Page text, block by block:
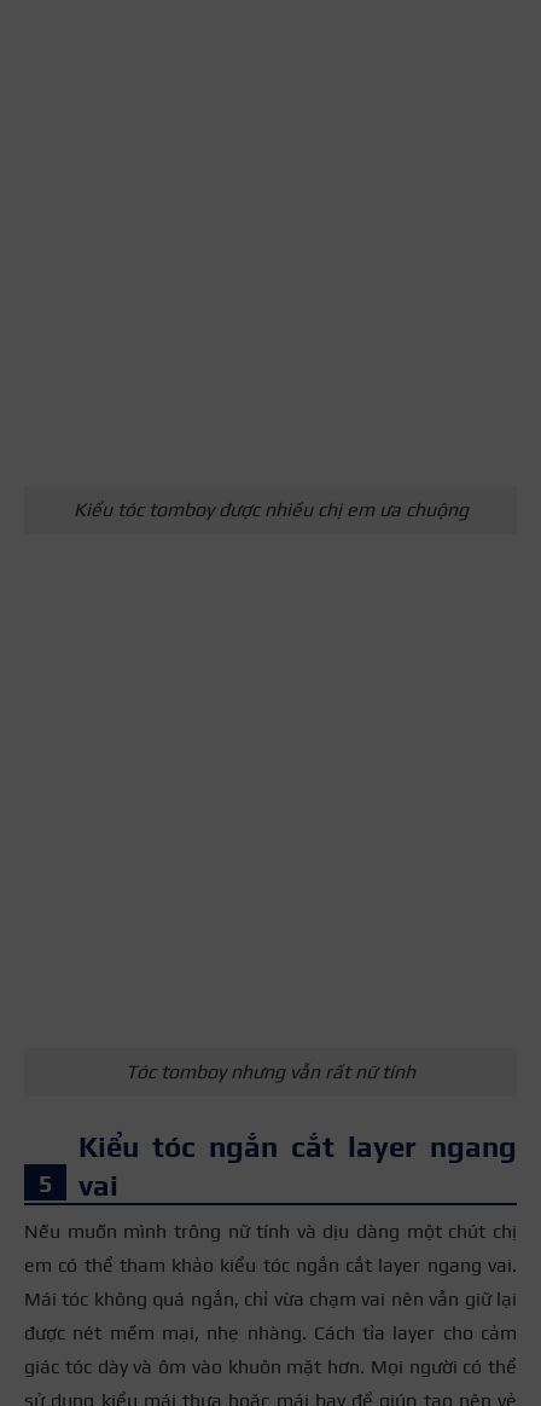
Kiểu tóc tomboy được nhiều chị em ưa chuộng
Tóc tomboy nhưng vẫn rất nữ tính
Kiểu tóc ngắn cắt layer ngang
vai
Nếu muốn mình trông nữ tính và dịu dàng một chút chị
em có thể tham khảo kiểu tóc ngắn cắt layer ngang vai.
Mái tóc không quá ngắn, chỉ vừa chạm vai nên vẫn giữ lại
được nét mềm mại, nhẹ nhàng. Cách tỉa layer cho cảm
giác tóc dày và ôm vào khuôn mặt hơn. Mọi người có thể
sử dụng kiểu mái thưa hoặc mái bay để giúp tạo nên vẻ